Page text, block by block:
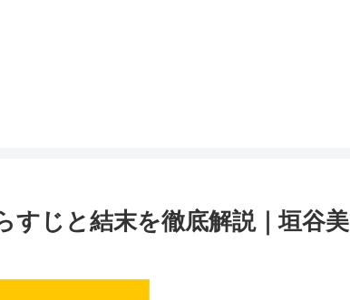
すじと結末を徹底解説｜垣谷美